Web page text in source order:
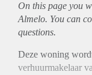
On this page you
Almelo. You can
questions.
Deze woning
verhuurmakelaar